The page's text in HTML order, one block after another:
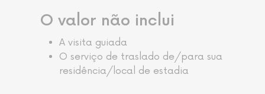
O valor não inclui
A visita guiada
O serviço de traslado de/para sua
residência/local de estadia